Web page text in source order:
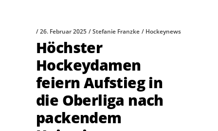
26. Februar 2025 Stefanie Franzke Hockeynews
Höchster
Hockeydamen
feiern Aufstieg in
die Oberliga nach
packendem